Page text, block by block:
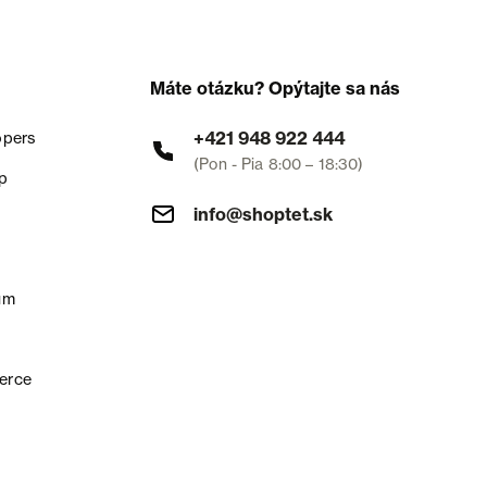
Máte otázku? Opýtajte sa nás
+421 948 922 444
(Pon - Pia 8:00 – 18:30)
info@shoptet.sk